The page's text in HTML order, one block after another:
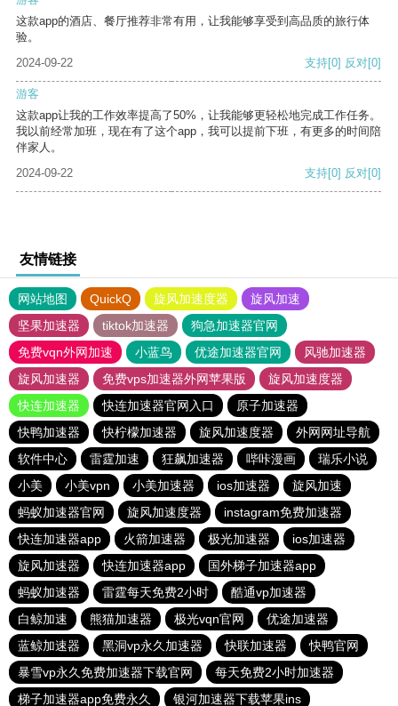
这款app的酒店、餐厅推荐非常有用，让我能够享受到高品质的旅行体
验。
2024-09-22
支持[0] 反对[0]
游客
这款app让我的工作效率提高了50%，让我能够更轻松地完成工作任务。
我以前经常加班，现在有了这个app，我可以提前下班，有更多的时间陪
伴家人。
2024-09-22
支持[0] 反对[0]
友情链接
网站地图 QuickQ 旋风加速度器
旋风加速
坚果加速器
tiktok加速器
狗急加速器官网
免费vqn外网加速
小蓝鸟 优途加速器官网
风驰加速器
旋风加速器
免费vps加速器外网苹果版
旋风加速度器
快连加速器
快连加速器官网入口
原子加速器
快鸭加速器
快柠檬加速器 旋风加速度器
外网网址导航
软件中心
雷霆加速 狂飙加速器 哔咔漫画
瑞乐小说
小美
小美vpn 小美加速器 ios加速器
旋风加速
蚂蚁加速器官网
旋风加速度器
instagram免费加速器
快连加速器app
火箭加速器 极光加速器
ios加速器
旋风加速器
快连加速器app
国外梯子加速器app
蚂蚁加速器
雷霆每天免费2小时
酷通vp加速器
白鲸加速
熊猫加速器 极光vqn官网
优途加速器
蓝鲸加速器
黑洞vp永久加速器 快联加速器
快鸭官网
暴雪vp永久免费加速器下载官网
每天免费2小时加速器
梯子加速器app免费永久
银河加速器下载苹果ins